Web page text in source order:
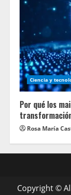
Ciencia y
Por qué los
Rosa María
Copyright ©